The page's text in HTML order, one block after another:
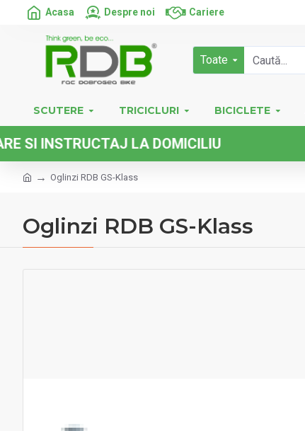
Acasa Despre noi Cariere
Toate
SCUTERE TRICICLURI BICICLETE
INSTRUCTAJ LA DOMICILIU
Oglinzi RDB GS-Klass
Oglinzi RDB GS-Klass